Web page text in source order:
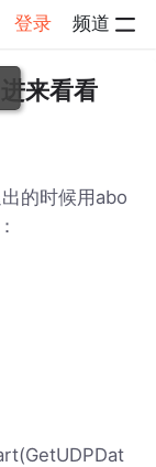
登录 频道
来看看
的时候用abo